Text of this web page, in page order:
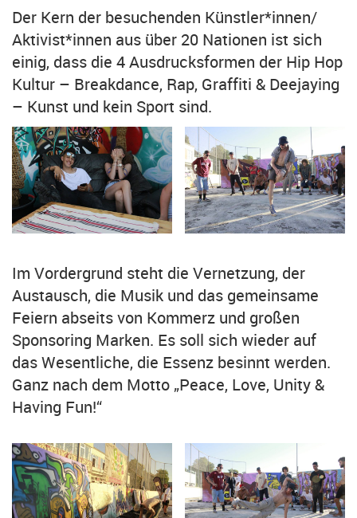
Der Kern der besuchenden Künstler*innen/
Aktivist*innen aus über 20 Nationen ist sich
einig, dass die 4 Ausdrucksformen der Hip Hop
Kultur – Breakdance, Rap, Graffiti & Deejaying
– Kunst und kein Sport sind.
Im Vordergrund steht die Vernetzung, der
Austausch, die Musik und das gemeinsame
Feiern abseits von Kommerz und großen
Sponsoring Marken. Es soll sich wieder auf
das Wesentliche, die Essenz besinnt werden.
Ganz nach dem Motto „Peace, Love, Unity &
Having Fun!“